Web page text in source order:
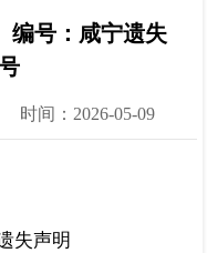
号：咸宁遗失
时间：2026-05-09
失声明